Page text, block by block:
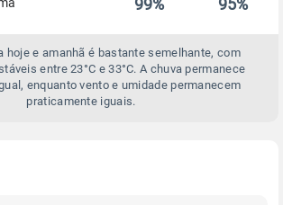
99% 95%
hoje e amanhã é bastante semelhante, com
entre 23°C e 33°C. A chuva permanece
enquanto vento e umidade permanecem
praticamente iguais.